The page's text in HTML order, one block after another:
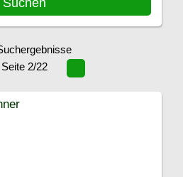
Seite 2/22